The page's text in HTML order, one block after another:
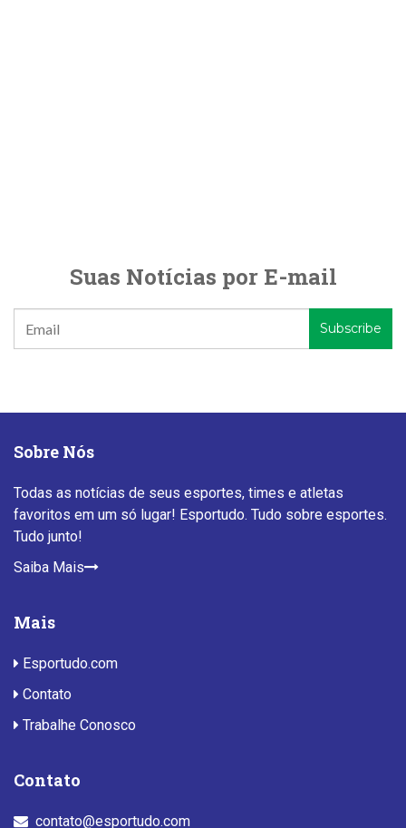
Suas Notícias por E-mail
Sobre Nós
Todas as notícias de seus esportes, times e atletas
favoritos em um só lugar! Esportudo. Tudo sobre esportes.
Tudo junto!
Saiba Mais
Mais
Esportudo.com
Contato
Trabalhe Conosco
Contato
contato@esportudo.com